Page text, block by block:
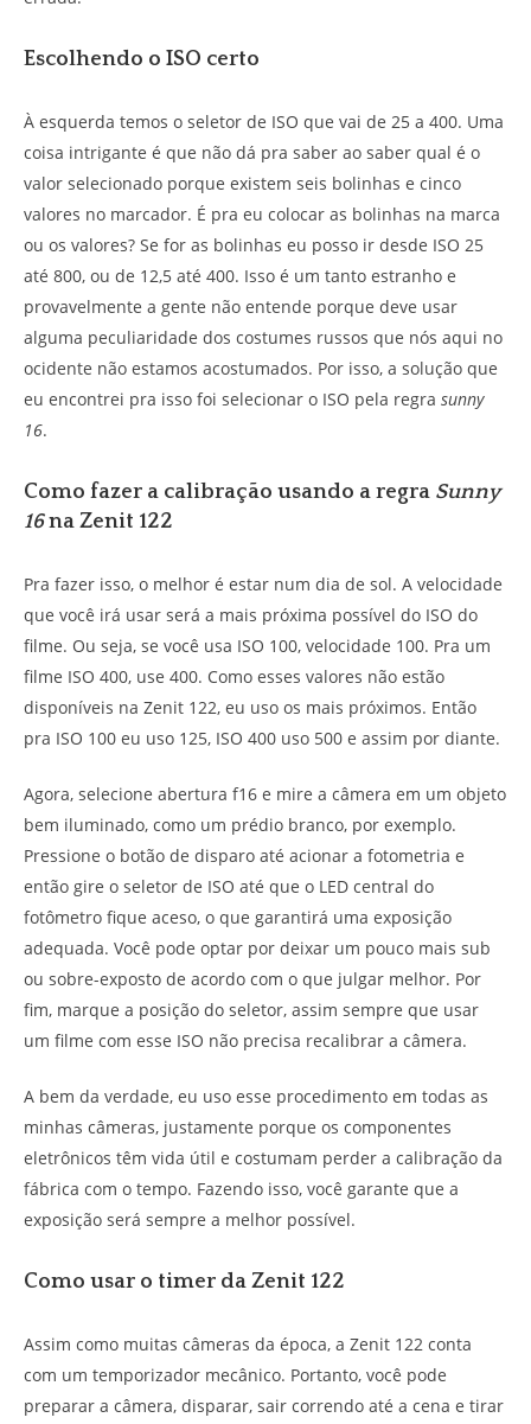
Escolhendo o ISO certo
À esquerda temos o seletor de ISO que vai de 25 a 400. Uma
coisa intrigante é que não dá pra saber ao saber qual é o
valor selecionado porque existem seis bolinhas e cinco
valores no marcador. É pra eu colocar as bolinhas na marca
ou os valores? Se for as bolinhas eu posso ir desde ISO 25
até 800, ou de 12,5 até 400. Isso é um tanto estranho e
provavelmente a gente não entende porque deve usar
alguma peculiaridade dos costumes russos que nós aqui no
ocidente não estamos acostumados. Por isso, a solução que
eu encontrei pra isso foi selecionar o ISO pela regra sunny
16.
Como fazer a calibração usando a regra Sunny
16na Zenit 122
Pra fazer isso, o melhor é estar num dia de sol. A velocidade
que você irá usar será a mais próxima possível do ISO do
filme. Ou seja, se você usa ISO 100, velocidade 100. Pra um
filme ISO 400, use 400. Como esses valores não estão
disponíveis na Zenit 122, eu uso os mais próximos. Então
pra ISO 100 eu uso 125, ISO 400 uso 500 e assim por diante.
Agora, selecione abertura f16 e mire a câmera em um objeto
bem iluminado, como um prédio branco, por exemplo.
Pressione o botão de disparo até acionar a fotometria e
então gire o seletor de ISO até que o LED central do
fotômetro fique aceso, o que garantirá uma exposição
adequada. Você pode optar por deixar um pouco mais sub
ou sobre-exposto de acordo com o que julgar melhor. Por
fim, marque a posição do seletor, assim sempre que usar
um filme com esse ISO não precisa recalibrar a câmera.
A bem da verdade, eu uso esse procedimento em todas as
minhas câmeras, justamente porque os componentes
eletrônicos têm vida útil e costumam perder a calibração da
fábrica com o tempo. Fazendo isso, você garante que a
exposição será sempre a melhor possível.
Como usar o timer da Zenit 122
Assim como muitas câmeras da época, a Zenit 122 conta
com um temporizador mecânico. Portanto, você pode
preparar a câmera, disparar, sair correndo até a cena e tirar